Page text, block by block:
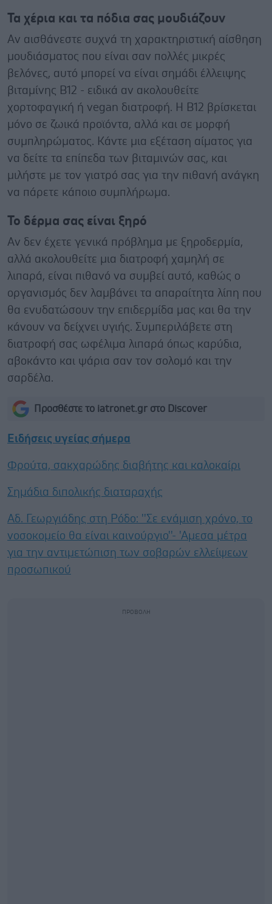
Τα χέρια και τα πόδια σας μουδιάζουν
Αν αισθάνεστε συχνά τη χαρακτηριστική αίσθηση
μουδιάσματος που είναι σαν πολλές μικρές
βελόνες, αυτό μπορεί να είναι σημάδι έλλειψης
βιταμίνης Β12 - ειδικά αν ακολουθείτε
χορτοφαγική ή vegan διατροφή. Η Β12 βρίσκεται
μόνο σε ζωικά προϊόντα, αλλά και σε μορφή
συμπληρώματος. Κάντε μια εξέταση αίματος για
να δείτε τα επίπεδα των βιταμινών σας, και
μιλήστε με τον γιατρό σας για την πιθανή ανάγκη
να πάρετε κάποιο συμπλήρωμα.
Το δέρμα σας είναι ξηρό
Αν δεν έχετε γενικά πρόβλημα με ξηροδερμία,
αλλά ακολουθείτε μια διατροφή χαμηλή σε
λιπαρά, είναι πιθανό να συμβεί αυτό, καθώς ο
οργανισμός δεν λαμβάνει τα απαραίτητα λίπη που
θα ενυδατώσουν την επιδερμίδα μας και θα την
κάνουν να δείχνει υγιής. Συμπεριλάβετε στη
διατροφή σας ωφέλιμα λιπαρά όπως καρύδια,
αβοκάντο και ψάρια σαν τον σολομό και την
σαρδέλα.
Προσθέστε το iatronet.gr στο Discover
Ειδήσεις υγείας σήμερα
Φρούτα, σακχαρώδης διαβήτης και καλοκαίρι
Σημάδια διπολικής διαταραχής
Αδ. Γεωργιάδης στη Ρόδο: ''Σε ενάμιση χρόνο, το
νοσοκομείο θα είναι καινούργιο''- 'Αμεσα μέτρα
για την αντιμετώπιση των σοβαρών ελλείψεων
προσωπικού